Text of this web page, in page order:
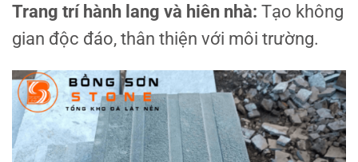
Trang trí hành lang và hiên nhà: Tạo không
gian độc đáo, thân thiện với môi trường.